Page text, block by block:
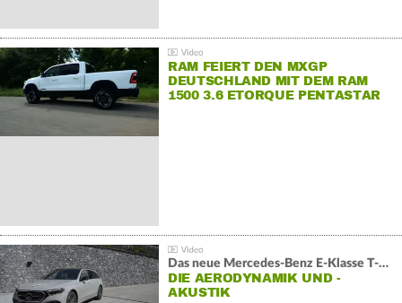
RAM FEIERT DEN MXGP
DEUTSCHLAND MIT DEM RAM
1500 3.6 ETORQUE PENTASTAR
Das neue Mercedes-Benz E-Klasse T-Modell
DIE AERODYNAMIK UND -
AKUSTIK